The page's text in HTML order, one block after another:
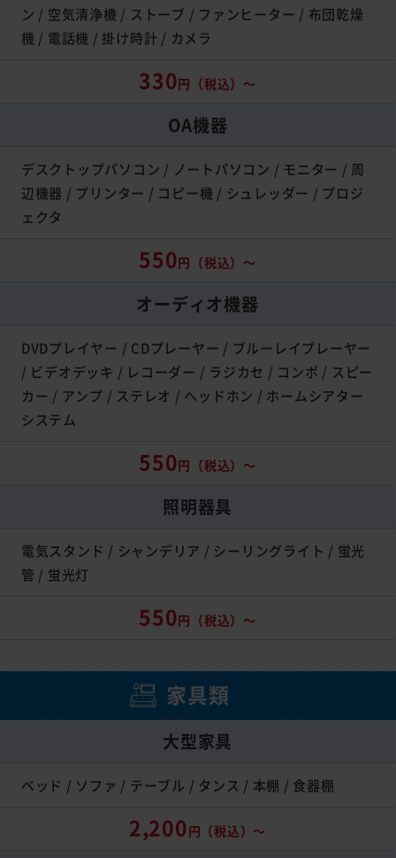
ン / 空気清浄機 / ストーブ / ファンヒーター / 布団乾燥
機 / 電話機 / 掛け時計 / カメラ
330円（税込）～
OA機器
デスクトップパソコン / ノートパソコン / モニター / 周
辺機器 / プリンター / コピー機 / シュレッダー / プロジ
ェクタ
550円（税込）～
オーディオ機器
DVDプレイヤー / CDプレーヤー / ブルーレイプレーヤー
/ ビデオデッキ / レコーダー / ラジカセ / コンポ / スピー
カー / アンプ / ステレオ / ヘッドホン / ホームシアター
システム
550円（税込）～
照明器具
電気スタンド / シャンデリア / シーリングライト / 蛍光
管 / 蛍光灯
550円（税込）～
家具類
大型家具
ベッド / ソファ / テーブル / タンス / 本棚 / 食器棚
2,200円（税込）～